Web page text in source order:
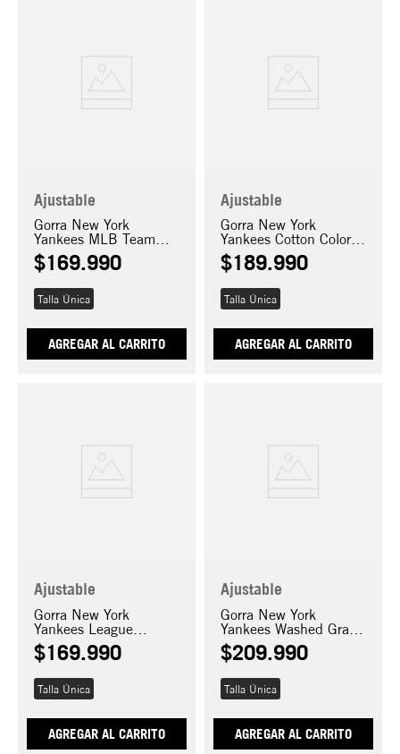
Ajustable
Gorra New York
Yankees MLB Team
Outilne 9FORTY
$169.990
Talla Única
AGREGAR AL CARRITO
Ajustable
Gorra New York
Yankees Cotton Color
9FORTY M-Crown
$189.990
Talla Única
AGREGAR AL CARRITO
Ajustable
Gorra New York
Yankees League
Essential 9FORTY A-
FRAME TRUCKER
$169.990
Talla Única
AGREGAR AL CARRITO
Ajustable
Gorra New York
Yankees Washed Grafic
19TWENTY
$209.990
Talla Única
AGREGAR AL CARRITO